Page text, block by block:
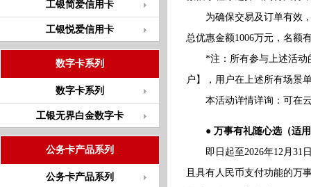
工银简爱信用卡
工银悦爱信用卡
数字卡系列
数字卡系列
工银无界白金数字卡
公务卡产品系列
公务卡产品系列
为确保交易及订单有效，
总优惠金额1006万元，名额
*注：所有参与上述活动的
户】，用户在上述所有场景
本活动详情详询：可在云
● 万事有礼随心选（适用
即日起至2026年12月31日
且具有人民币支付功能的万